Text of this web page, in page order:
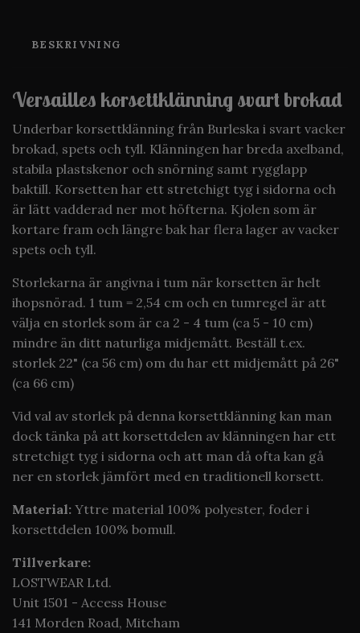
BESKRIVNING
Versailles korsettklänning svart brokad
Underbar korsettklänning från Burleska i svart vacker
brokad, spets och tyll. Klänningen har breda axelband,
stabila plastskenor och snörning samt rygglapp
baktill. Korsetten har ett stretchigt tyg i sidorna och
är lätt vadderad ner mot höfterna. Kjolen som är
kortare fram och längre bak har flera lager av vacker
spets och tyll.
Storlekarna är angivna i tum när korsetten är helt
ihopsnörad. 1 tum = 2,54 cm och en tumregel är att
välja en storlek som är ca 2 - 4 tum (ca 5 - 10 cm)
mindre än ditt naturliga midjemått. Beställ t.ex.
storlek 22" (ca 56 cm) om du har ett midjemått på 26"
(ca 66 cm)
Vid val av storlek på denna korsettklänning kan man
dock tänka på att korsettdelen av klänningen har ett
stretchigt tyg i sidorna och att man då ofta kan gå
ner en storlek jämfört med en traditionell korsett.
Material: Yttre material 100% polyester, foder i
korsettdelen 100% bomull.
Tillverkare:
LOSTWEAR Ltd.
Unit 1501 - Access House
141 Morden Road, Mitcham